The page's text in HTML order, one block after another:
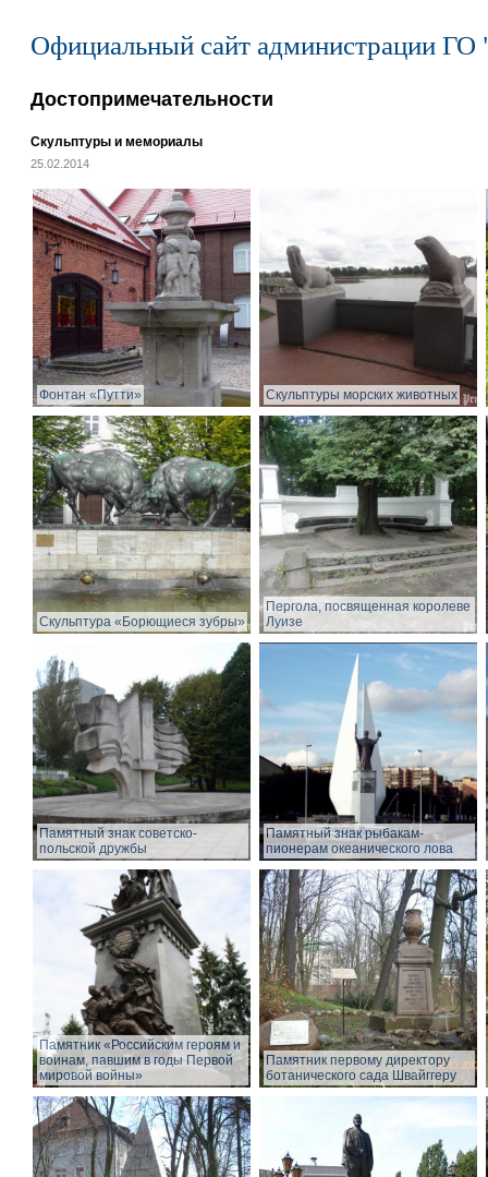
Официальный сайт администрации ГО
Достопримечательности
Скульптуры и мемориалы
25.02.2014
Фонтан «Путти» Скульптуры морских животных
Скульптура «Борющиеся зубры»
Пергола, посвященная королеве
Луизе
Памятный знак советско-
польской дружбы
Памятный знак рыбакам-
пионерам океанического лова
Памятник «Российским героям и
воинам, павшим в годы Первой
мировой войны»
Памятник первому директору
ботанического сада Швайггеру